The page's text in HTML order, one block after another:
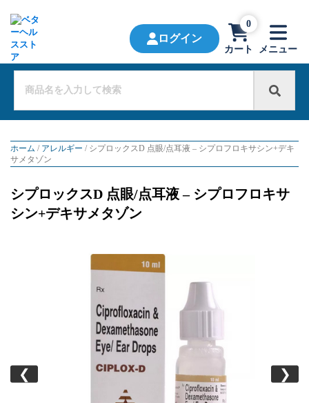
ログイン
カート
0
メニュー
ホーム / アレルギー / シプロックスD 点眼/点耳液 – シプロフロキサシン+デキ
サメタゾン
シプロックスD 点眼/点耳液 – シプロフロキサ
シン+デキサメタゾン
❮ ❯